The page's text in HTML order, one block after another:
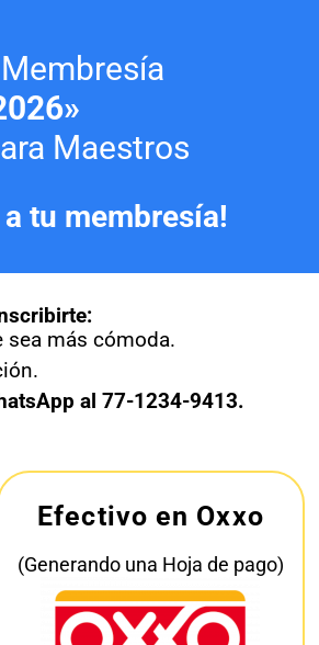
Maestros
tu membresía!
sea más cómoda.
al 77-1234-9413.
Efectivo en Oxxo
(Generando una Hoja de pago)